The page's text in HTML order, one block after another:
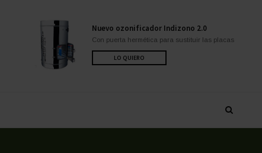
Nuevo ozonificador Indizono 2.0
Con puerta hermética para sustituir las placas
LO QUIERO